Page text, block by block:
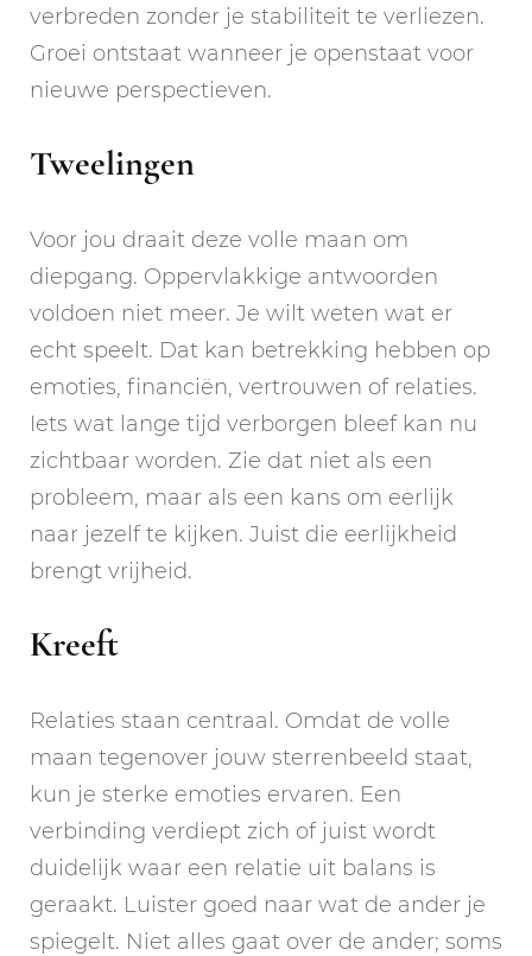
verbreden zonder je stabiliteit te verliezen.
Groei ontstaat wanneer je openstaat voor
nieuwe perspectieven.
Tweelingen
Voor jou draait deze volle maan om
diepgang. Oppervlakkige antwoorden
voldoen niet meer. Je wilt weten wat er
echt speelt. Dat kan betrekking hebben op
emoties, financiën, vertrouwen of relaties.
Iets wat lange tijd verborgen bleef kan nu
zichtbaar worden. Zie dat niet als een
probleem, maar als een kans om eerlijk
naar jezelf te kijken. Juist die eerlijkheid
brengt vrijheid.
Kreeft
Relaties staan centraal. Omdat de volle
maan tegenover jouw sterrenbeeld staat,
kun je sterke emoties ervaren. Een
verbinding verdiept zich of juist wordt
duidelijk waar een relatie uit balans is
geraakt. Luister goed naar wat de ander je
spiegelt. Niet alles gaat over de ander; soms